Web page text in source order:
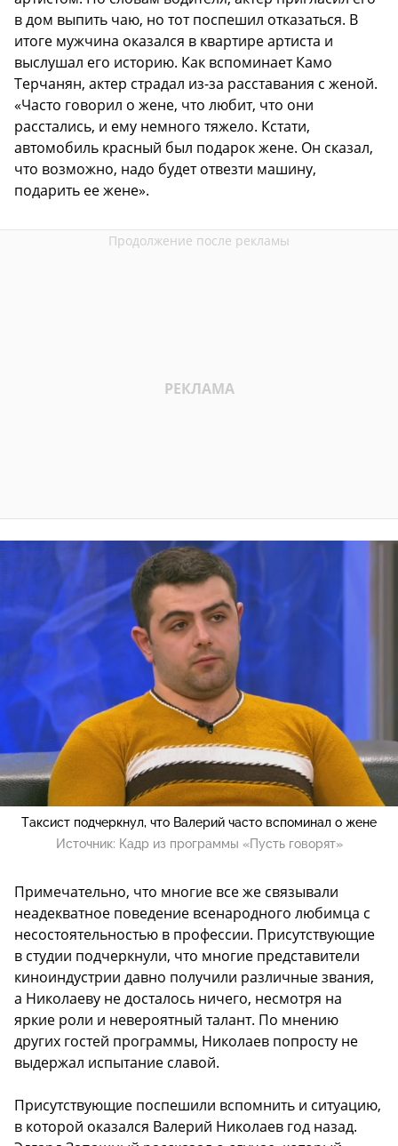
в дом выпить чаю, но тот поспешил отказаться. В
итоге мужчина оказался в квартире артиста и
выслушал его историю. Как вспоминает Камо
Терчанян, актер страдал из-за расставания с женой.
«Часто говорил о жене, что любит, что они
расстались, и ему немного тяжело. Кстати,
автомобиль красный был подарок жене. Он сказал,
что возможно, надо будет отвезти машину,
подарить ее жене».
Таксист подчеркнул, что Валерий часто вспоминал о жене
Источник: Кадр из программы «Пусть говорят»
Примечательно, что многие все же связывали
неадекватное поведение всенародного любимца с
несостоятельностью в профессии. Присутствующие
в студии подчеркнули, что многие представители
киноиндустрии давно получили различные звания,
а Николаеву не досталось ничего, несмотря на
яркие роли и невероятный талант. По мнению
других гостей программы, Николаев попросту не
выдержал испытание славой.
Присутствующие поспешили вспомнить и ситуацию,
в которой оказался Валерий Николаев год назад.